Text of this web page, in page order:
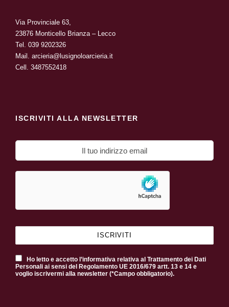
Via Provinciale 63,
23876 Monticello Brianza – Lecco
Tel. 039 9202326
Mail. arcieria@lusignoloarcieria.it
Cell. 3487552418
ISCRIVITI ALLA NEWSLETTER
Ho letto e accetto l’informativa relativa al Trattamento dei Dati
Personali ai sensi del Regolamento UE 2016/679 artt. 13 e 14 e
voglio iscrivermi alla newsletter (*Campo obbligatorio).